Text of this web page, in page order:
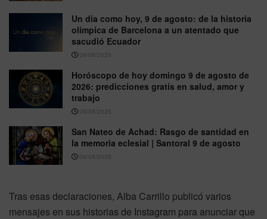
Un día como hoy, 9 de agosto: de la historia
olímpica de Barcelona a un atentado que
sacudió Ecuador
09/08/2026
Horóscopo de hoy domingo 9 de agosto de
2026: predicciones gratis en salud, amor y
trabajo
09/08/2026
San Nateo de Achad: Rasgo de santidad en
la memoria eclesial | Santoral 9 de agosto
09/08/2026
Tras esas declaraciones, Alba Carrillo publicó varios
mensajes en sus historias de Instagram para anunciar que